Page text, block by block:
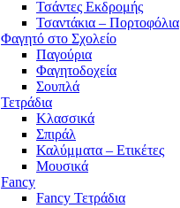
Τσάντες Εκδρομής
Τσαντάκια – Πορτοφόλια
Φαγητό στο Σχολείο
Παγούρια
Φαγητοδοχεία
Σουπλά
Τετράδια
Κλασσικά
Σπιράλ
Καλύμματα – Ετικέτες
Μουσικά
Fancy
Fancy Τετράδια